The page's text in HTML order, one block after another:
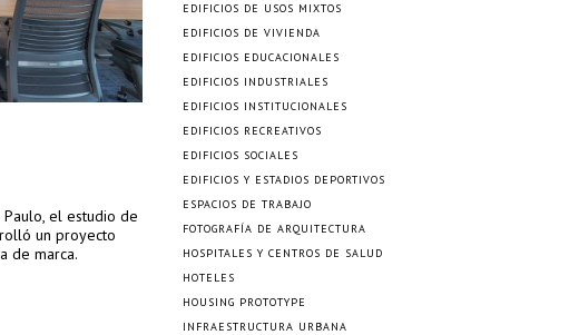
el estudio de
un proyecto
de marca.
EDIFICIOS DE USOS MIXTOS
EDIFICIOS DE VIVIENDA
EDIFICIOS EDUCACIONALES
EDIFICIOS INDUSTRIALES
EDIFICIOS INSTITUCIONALES
EDIFICIOS RECREATIVOS
EDIFICIOS SOCIALES
EDIFICIOS Y ESTADIOS DEPORTIVOS
ESPACIOS DE TRABAJO
FOTOGRAFÍA DE ARQUITECTURA
HOSPITALES Y CENTROS DE SALUD
HOTELES
HOUSING PROTOTYPE
INFRAESTRUCTURA URBANA